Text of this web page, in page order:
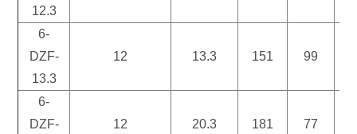
12.3
6-
DZF-
13.3
12 13.3 151 99
6-
DZF-
12 20.3 181 77